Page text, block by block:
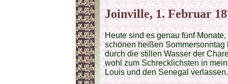
Joinville, 1. Februar
Heute sind es genau fünf
schönen heißen
durch die stillen Wasser der
wohl zum Schrecklichsten in
Louis und den Senegal verlassen.